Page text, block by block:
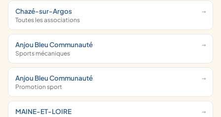
Chazé-sur-Argos
Toutes les associations
Anjou Bleu Communauté
Sports mécaniques
Anjou Bleu Communauté
Promotion sport
MAINE-ET-LOIRE